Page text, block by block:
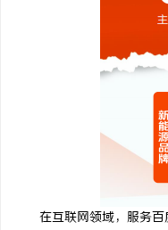
在互联网领域，服务百